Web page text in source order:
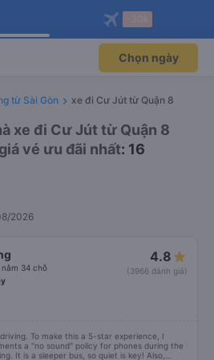
Vexere ngay!
thành viên độc
Mở app
Vexere
khi đặt vé máy bay qua
Mở app
Chọn ngày
từ Sài Gòn xe đi Cư Jút từ Quận 8
xe đi Cư Jút từ Quận 8
vé ưu đãi nhất: 16
2026
nằm 34 chỗ
4.8
(3966 đánh giá)
To make this a 5-star experience, I
a "no sound" policy for phones during the
It is a sleeper bus, so quiet is key! Also,